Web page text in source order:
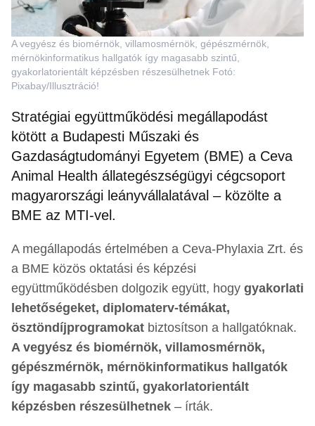
A vegyész és biomérnök, villamosmérnök, gépészmérnök,
mérnökinformatikus hallgatók így magasabb szintű,
gyakorlatorientált képzésben részesülhetnek Fotó:
Pixabay/Illusztráció!
Stratégiai együttműködési megállapodást
kötött a Budapesti Műszaki és
Gazdaságtudományi Egyetem (BME) a Ceva
Animal Health állategészségügyi cégcsoport
magyarországi leányvállalatával – közölte a
BME az MTI-vel.
A megállapodás értelmében a Ceva-Phylaxia Zrt. és
a BME közös oktatási és képzési
együttműködésben dolgozik együtt, hogy gyakorlati
lehetőségeket, diplomaterv-témákat,
ösztöndíjprogramokat biztosítson a hallgatóknak.
A vegyész és biomérnök, villamosmérnök,
gépészmérnök, mérnökinformatikus hallgatók
így magasabb szintű, gyakorlatorientált
képzésben részesülhetnek – írták.